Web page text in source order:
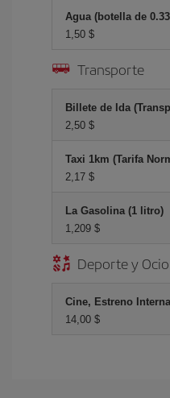
Agua (botella de
1,50 $
Transporte
Billete de Ida
2,50 $
Taxi 1km (Tarifa
2,17 $
La Gasolina (1 litro)
1,209 $
Deporte y Ocio
Cine, Estreno
14,00 $